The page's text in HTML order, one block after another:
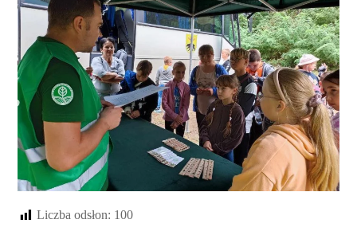
Liczba odsłon: 100